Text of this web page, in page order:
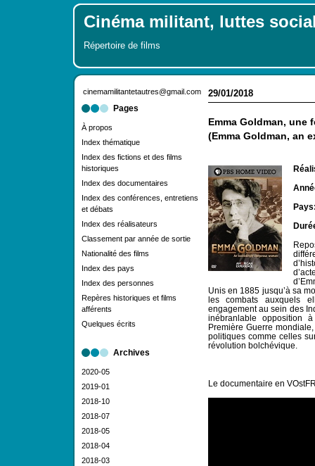
Cinéma militant, luttes
Répertoire de films
cinemamilitantetautres@gmail.com
Pages
À propos
Index thématique
Index des fictions et des films
historiques
Index des documentaires
Index des conférences, entretiens
et débats
Index des réalisateurs
Classement par année de sortie
Nationalité des films
Index des pays
Index des personnes
Repères historiques et films
afférents
Quelques écrits
Archives
2020-05
2019-01
2018-10
2018-07
2018-05
2018-04
2018-03
29/01/2018
Emma Goldman, une
(Emma Goldman, an
Unis en 1885 jusqu’à sa
les combats auxquels
engagement au sein des
inébranlable opposition
Première Guerre
politiques comme celles
révolution bolchévique.
Le documentaire en